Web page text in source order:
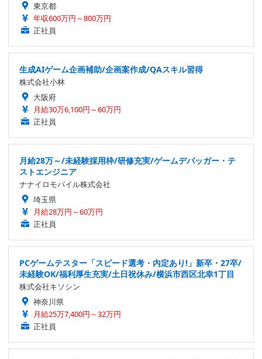
東京都
年収600万円～800万円
正社員
生成AIゲーム企画補助/企画案作成/QAスキル習得
株式会社小林
大阪府
月給30万6,100円～60万円
正社員
月給28万～/未経験採用枠/研修充実/ゲームデバッガー・テ
ストエンジニア
ナナイロモバイル株式会社
埼玉県
月給28万円～60万円
正社員
PCゲームテスター「スピード選考・内定あり!」新卒・27卒/
未経験OK/福利厚生充実/土日祝休み/横浜市西区北幸1丁目
株式会社キソシン
神奈川県
月給25万7,400円～32万円
正社員